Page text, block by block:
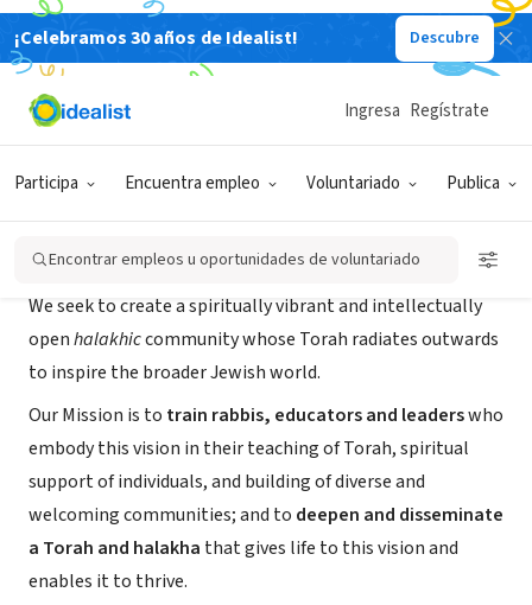
¡Celebramos 30 años de Idealist! Descubre
Participa Encuentra empleo Voluntariado Publica
Ingresa Regístrate
Encontrar empleos u oportunidades de voluntariado
ORGANIZACIÓN SIN FIN DE LUCRO
YCT (Yeshivat Chovevei Torah)
We seek to create a spiritually vibrant and intellectually
openhalakhiccommunity whose Torah radiates outwards
to inspire the broader Jewish world.
Our Mission is to train rabbis, educators and leaderswho
embody this vision in their teaching of Torah, spiritual
support of individuals, and building of diverse and
welcoming communities; and to deepen and disseminate
a Torah and halakha that gives life to this vision and
enables it to thrive.